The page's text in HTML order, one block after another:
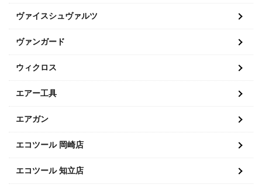
ヴァイスシュヴァルツ
ヴァンガード
ウィクロス
エアー工具
エアガン
エコツール 岡崎店
エコツール 知立店